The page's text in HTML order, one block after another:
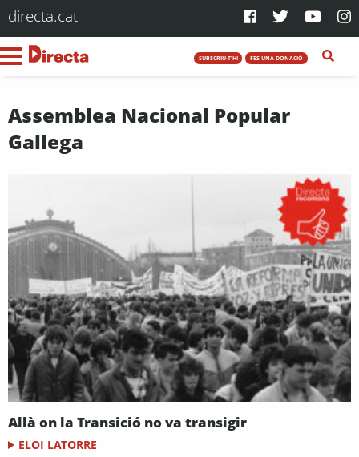
directa.cat
SUBSCRIU-T'HI FES UNA DONACIÓ
Assemblea Nacional Popular
Gallega
Allà on la Transició no va transigir
ELOI LATORRE